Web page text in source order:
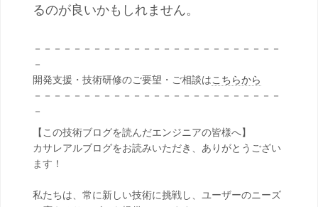
るのが良いかもしれません。
－－－－－－－－－－－－－－－－－－－－－－－－－
－
開発支援・技術研修のご要望・ご相談はこちらから
－－－－－－－－－－－－－－－－－－－－－－－－－
－
【この技術ブログを読んだエンジニアの皆様へ】
カサレアルブログをお読みいただき、ありがとうござい
ます！
私たちは、常に新しい技術に挑戦し、ユーザーのニーズ